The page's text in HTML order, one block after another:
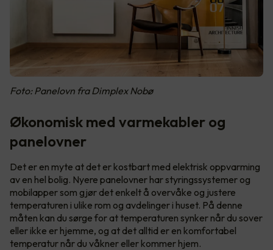
Foto: Panelovn fra Dimplex Nobø
Økonomisk med varmekabler og
panelovner
Det er en myte at det er kostbart med elektrisk oppvarming
av en hel bolig. Nyere panelovner har styringssystemer og
mobilapper som gjør det enkelt å overvåke og justere
temperaturen i ulike rom og avdelinger i huset. På denne
måten kan du sørge for at temperaturen synker når du sover
eller ikke er hjemme, og at det alltid er en komfortabel
temperatur når du våkner eller kommer hjem.